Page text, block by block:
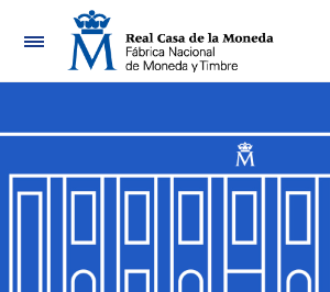
Navegación
Mostrar/Ocultar
Mostrar/Ocultar